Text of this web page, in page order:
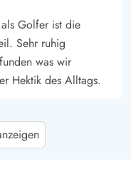
Golfer ist die
Sehr ruhig
was wir
Hektik des Alltags.
5 von 5
5 out of 5